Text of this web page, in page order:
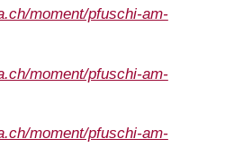
moment/pfuschi-am-
moment/pfuschi-am-
moment/pfuschi-am-